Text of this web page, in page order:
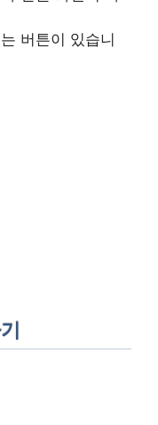
버튼이 있습니